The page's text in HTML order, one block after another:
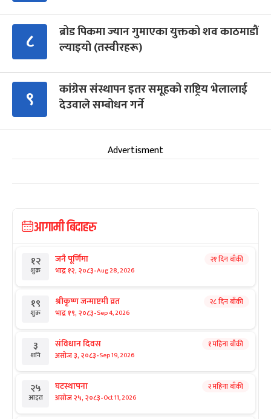
८
ब्रोड पिकमा ज्यान गुमाएका युक्तको शव काठमाडौं
ल्याइयो (तस्वीरहरू)
९
कांग्रेस संस्थापन इतर समूहको राष्ट्रिय भेलालाई
देउवाले सम्बोधन गर्ने
Advertisment
आगामी बिदाहरु
१२
शुक्र
जनै पूर्णिमा
भाद्र १२, २०८३-Aug 28, 2026
२१ दिन बाँकी
१९
शुक्र
श्रीकृष्ण जन्माष्टमी व्रत
भाद्र १९, २०८३-Sep 4, 2026
२८ दिन बाँकी
३
शनि
संविधान दिवस
असोज ३, २०८३-Sep 19, 2026
१ महिना बाँकी
२५
आइत
घटस्थापना
असोज २५, २०८३-Oct 11, 2026
२ महिना बाँकी